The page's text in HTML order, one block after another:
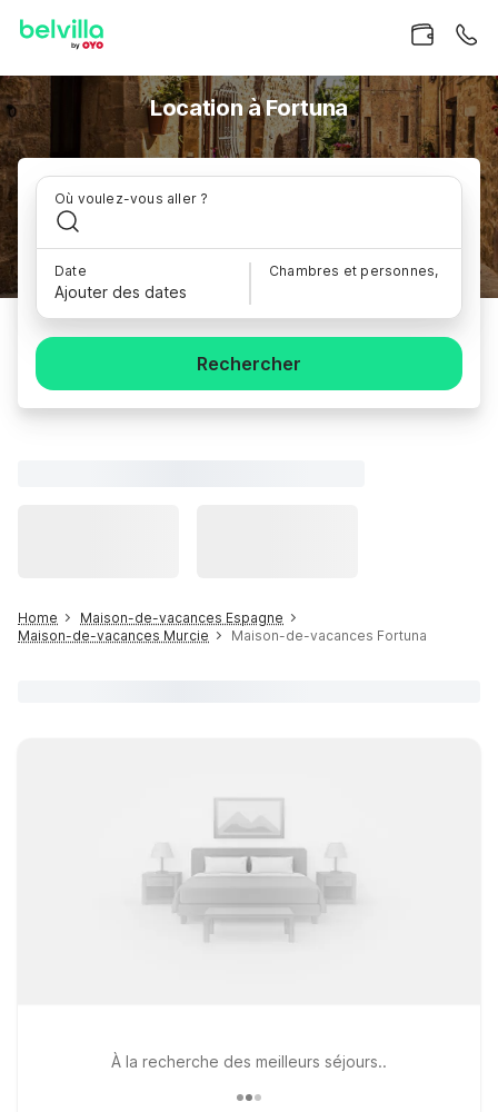
Location à Fortuna
Où voulez-vous aller ?
Date
Ajouter des dates
Chambres et personnes,
Rechercher
Home
Maison-de-vacances Espagne
Maison-de-vacances Murcie
Maison-de-vacances Fortuna
À la recherche des meilleurs séjours..